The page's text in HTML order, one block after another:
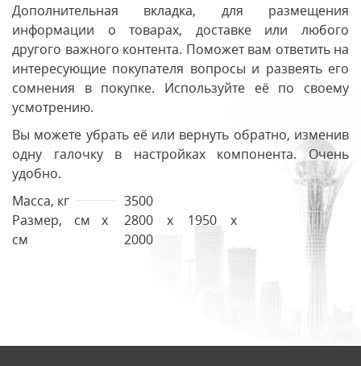
Дополнительная вкладка, для размещения
информации о товарах, доставке или любого
другого важного контента. Поможет вам ответить на
интересующие покупателя вопросы и развеять его
сомнения в покупке. Используйте её по своему
усмотрению.
Вы можете убрать её или вернуть обратно, изменив
одну галочку в настройках компонента. Очень
удобно.
Масса, кг
3500
Размер, см х
см
2800 x 1950 x
2000